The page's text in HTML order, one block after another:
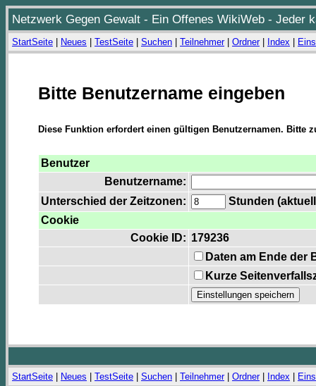
Netzwerk Gegen Gewalt - Ein Offenes WikiWeb - Jeder
StartSeite Neues TestSeite Suchen Teilnehmer| Ordner| Index
Bitte Benutzername eingeben
Diese Funktion erfordert einen gültigen Benutzernamen. Bitte
Benutzer
Benutzername:
Unterschied der Zeitzonen:
Stunden
Cookie
Cookie ID: 179236
Daten am Ende der
Kurze
StartSeite Neues TestSeite Suchen Teilnehmer| Ordner| Index